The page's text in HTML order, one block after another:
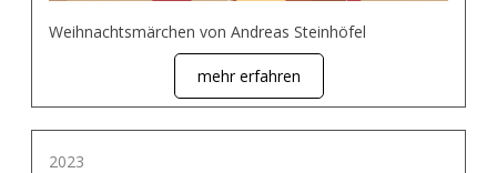
Weihnachtsmärchen von Andreas Steinhöfel
mehr erfahren
2023